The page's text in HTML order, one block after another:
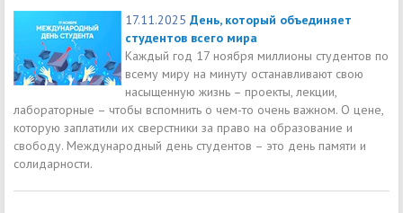
17.11.2025 День, который объединяет
студентов всего мира
Каждый год 17 ноября миллионы студентов по
всему миру на минуту останавливают свою
насыщенную жизнь – проекты, лекции,
лабораторные – чтобы вспомнить о чем-то очень важном. О цене,
которую заплатили их сверстники за право на образование и
свободу. Международный день студентов – это день памяти и
солидарности.